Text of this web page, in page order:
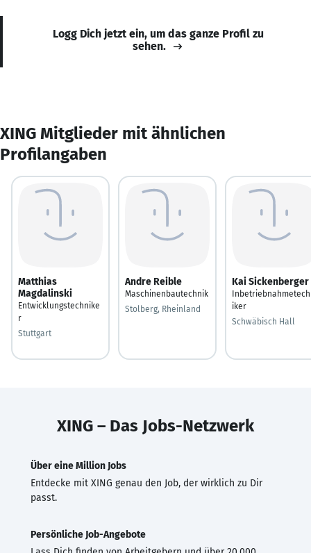
Logg Dich jetzt ein, um das ganze Profil zu
sehen.
XING Mitglieder mit ähnlichen
Profilangaben
Matthias
Magdalinski
Entwicklungstechnike
r
Stuttgart
Andre Reible
Maschinenbautechnik
Stolberg, Rheinland
Kai Sickenberger
iker
Schwäbisch Hall
XING – Das Jobs-Netzwerk
Über eine Million Jobs
Entdecke mit XING genau den Job, der wirklich zu Dir
passt.
Persönliche Job-Angebote